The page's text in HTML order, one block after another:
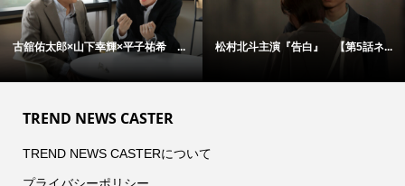
古舘佑太郎×山下幸輝×平子祐希 ... 松村北斗主演『告白』 【第5話ネ...
TREND NEWS CASTER
TREND NEWS CASTERについて